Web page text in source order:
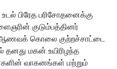
பிரேத பரிசோதனைக்கு
குடும்பத்தினர்
ஆணவக் கொலை குற்றச்சாட்டை
மகன் உயிரிழந்த
வாகனங்கள் மற்றும்